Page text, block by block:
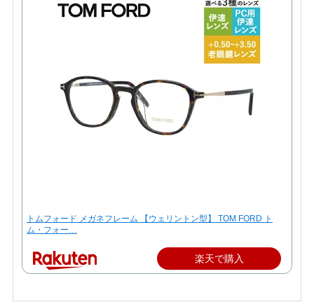
トムフォード メガネフレーム 【ウェリントン型】 TOM FORD ト
ム・フォー…
楽天で購入